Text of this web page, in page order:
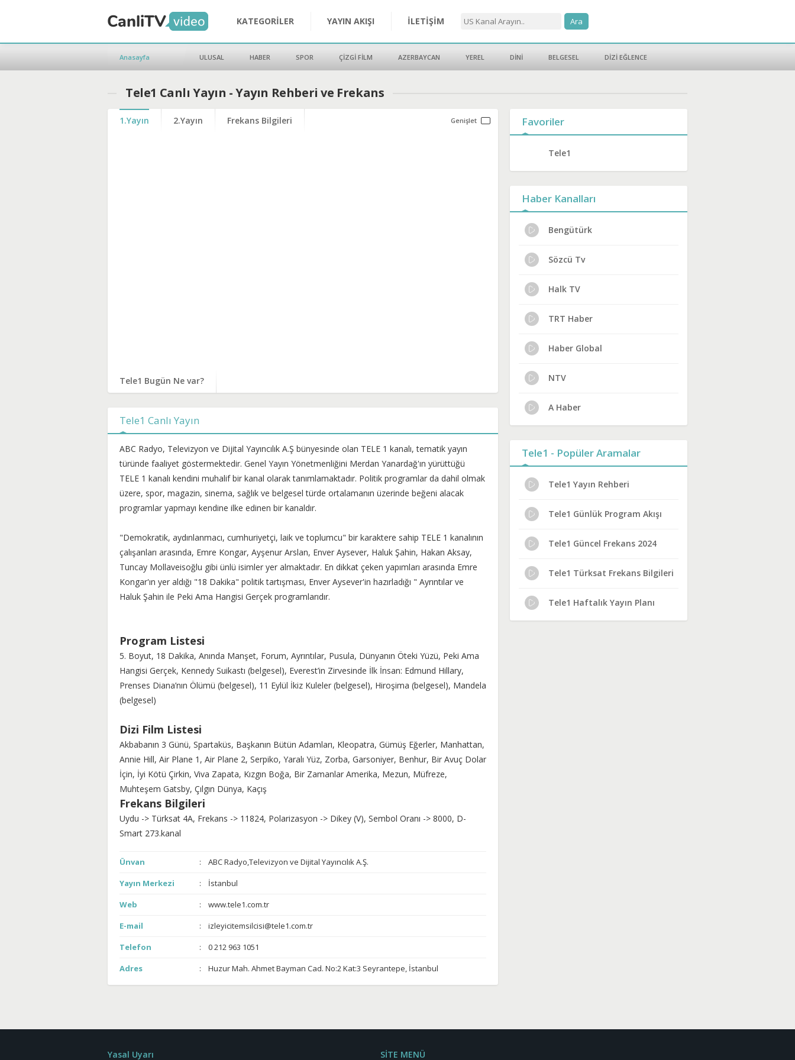
KATEGORİLER YAYIN AKIŞI İLETİŞİM
Anasayfa ULUSAL HABER SPOR ÇİZGİ FİLM AZERBAYCAN YEREL DİNİ BELGESEL DİZİ EĞLENCE
Tele1 Canlı Yayın - Yayın Rehberi ve Frekans
1.Yayın 2.Yayın Frekans Bilgileri
Tele1 Bugün Ne var?
Favoriler
Tele1
Haber Kanalları
Bengütürk
Sözcü Tv
Halk TV
TRT Haber
Haber Global
NTV
A Haber
Tele1 - Popüler Aramalar
Tele1 Yayın Rehberi
Tele1 Günlük Program Akışı
Tele1 Güncel Frekans 2024
Tele1 Türksat Frekans Bilgileri
Tele1 Haftalık Yayın Planı
Tele1 Canlı Yayın
ABC Radyo, Televizyon ve Dijital Yayıncılık A.Ş bünyesinde olan TELE 1 kanalı, tematik yayın
türünde faaliyet göstermektedir. Genel Yayın Yönetmenliğini Merdan Yanardağ'ın yürüttüğü
TELE 1 kanalı kendini muhalif bir kanal olarak tanımlamaktadır. Politik programlar da dahil olmak
üzere, spor, magazin, sinema, sağlık ve belgesel türde ortalamanın üzerinde beğeni alacak
programlar yapmayı kendine ilke edinen bir kanaldır.
"Demokratik, aydınlanmacı, cumhuriyetçi, laik ve toplumcu" bir karaktere sahip TELE 1 kanalının
çalışanları arasında, Emre Kongar, Ayşenur Arslan, Enver Aysever, Haluk Şahin, Hakan Aksay,
Tuncay Mollaveisoğlu gibi ünlü isimler yer almaktadır. En dikkat çeken yapımları arasında Emre
Kongar'ın yer aldığı "18 Dakika" politik tartışması, Enver Aysever'in hazırladığı " Ayrıntılar ve
Haluk Şahin ile Peki Ama Hangisi Gerçek programlarıdır.
Program Listesi
5. Boyut, 18 Dakika, Anında Manşet, Forum, Ayrıntılar, Pusula, Dünyanın Öteki Yüzü, Peki Ama
Hangisi Gerçek, Kennedy Suikastı (belgesel), Everest’in Zirvesinde İlk İnsan: Edmund Hillary,
Prenses Diana’nın Ölümü (belgesel), 11 Eylül İkiz Kuleler (belgesel), Hiroşima (belgesel), Mandela
(belgesel)
Dizi Film Listesi
Akbabanın 3 Günü, Spartaküs, Başkanın Bütün Adamları, Kleopatra, Gümüş Eğerler, Manhattan,
Annie Hill, Air Plane 1, Air Plane 2, Serpiko, Yaralı Yüz, Zorba, Garsoniyer, Benhur, Bir Avuç Dolar
İçin, İyi Kötü Çirkin, Viva Zapata, Kızgın Boğa, Bir Zamanlar Amerika, Mezun, Müfreze,
Muhteşem Gatsby, Çılgın Dünya, Kaçış
Frekans Bilgileri
Uydu -> Türksat 4A, Frekans -> 11824, Polarizasyon -> Dikey (V), Sembol Oranı -> 8000, D-
Smart 273.kanal
Ünvan
ABC Radyo,Televizyon ve Dijital Yayıncılık A.Ş.
Yayın Merkezi
İstanbul
Web
www.tele1.com.tr
E-mail
izleyicitemsilcisi@tele1.com.tr
Telefon
0 212 963 1051
Adres
Huzur Mah. Ahmet Bayman Cad. No:2 Kat:3 Seyrantepe, İstanbul
Yasal Uyarı SİTE MENÜ